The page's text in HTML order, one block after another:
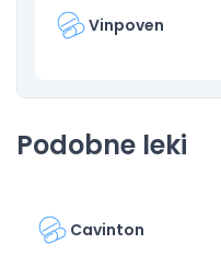
Vinpoven
Podobne leki
Cavinton